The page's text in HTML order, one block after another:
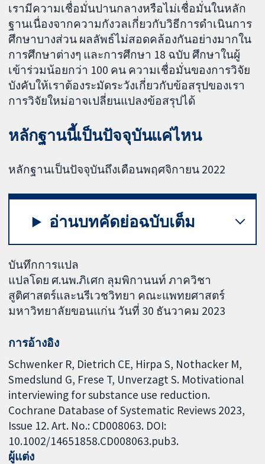
เรามีความเชื่อมั่นปานกลางหรือไม่เชื่อมั่นในหลัก
ฐานเนื่องจากความกังวลเกี่ยวกับวิธีการดำเนินการ
ศึกษาบางส่วน ผลลัพธ์ไม่สอดคล้องกันอย่างมากใน
การศึกษาต่างๆ และการศึกษา 18 ฉบับ ศึกษาในผู้
เข้าร่วมน้อยกว่า 100 คน ความเชื่อมั่นของการวิจัย
บังคับให้เราต้องระมัดระวังเกี่ยวกับข้อสรุปของเรา
การวิจัยใหม่อาจเปลี่ยนแปลงข้อสรุปได้
หลักฐานนี้เป็นปัจจุบันแค่ไหน
หลักฐานเป็นปัจจุบันถึงเดือนพฤศจิกายน 2022
อ่านบทคัดย่อฉบับเต็ม
บันทึกการแปล
แปลโดย ศ.นพ.ภิเศก ลุมพิกานนท์ ภาควิชา
สูติศาสตร์และนรีเวชวิทยา คณะแพทยศาสตร์
มหาวิทยาลัยขอนแก่น วันที่ 30 ธันวาคม 2023
การอ้างอิง
Schwenker R, Dietrich CE, Hirpa S, Nothacker M,
Smedslund G, Frese T, Unverzagt S. Motivational
interviewing for substance use reduction.
Cochrane Database of Systematic Reviews 2023,
Issue 12. Art. No.: CD008063. DOI:
10.1002/14651858.CD008063.pub3.
ผู้แต่ง